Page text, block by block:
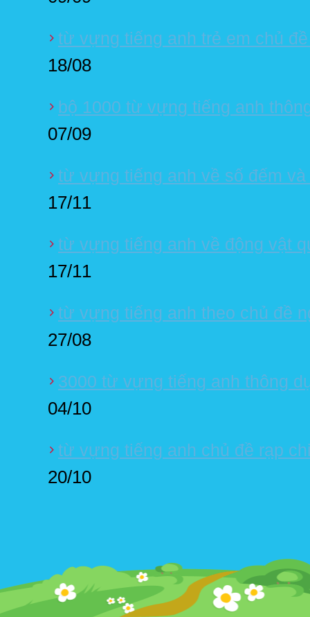
từ vựng tiếng anh trẻ em chủ
18/08
bộ 1000 từ vựng tiếng anh
07/09
từ vựng tiếng anh về số đếm
17/11
từ vựng tiếng anh về động vật
17/11
từ vựng tiếng anh theo chủ đề
27/08
3000 từ vựng tiếng anh thông
04/10
từ vựng tiếng anh chủ đề rạp
20/10